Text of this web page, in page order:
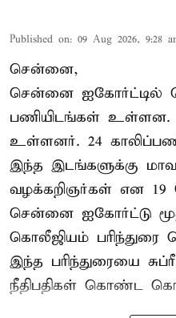
Published on: 09 Aug 2026, 9:28
சென்னை,
சென்னை ஐகோர்ட்டில்
பணியிடங்கள் உள்ளன.
உள்ளனர். 24
இந்த இடங்களுக்கு
வழக்கறிஞர்கள் என 19
சென்னை ஐகோர்ட்டு
கொலீஜியம் பரிந்துரை
இந்த பரிந்துரையை
நீதிபதிகள் கொண்ட